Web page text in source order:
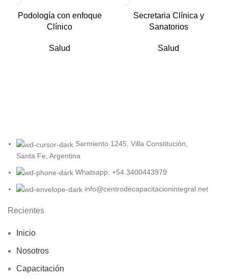
Podología con enfoque
Clínico
Salud
Secretaria Clínica y
Sanatorios
Salud
Sarmiento 1245, Villa Constitución,
Santa Fe, Argentina
Whatsapp: +54 3400443979
info@centrodecapacitacionintegral.net
Recientes
Inicio
Nosotros
Capacitación